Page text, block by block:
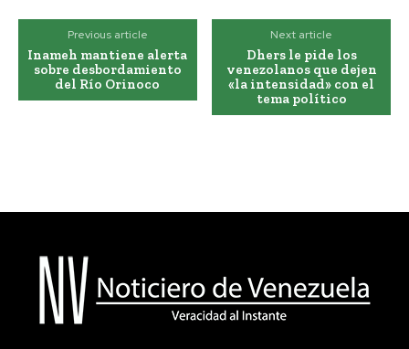
Previous article
Inameh mantiene alerta
sobre desbordamiento
del Río Orinoco
Next article
Dhers le pide los
venezolanos que dejen
«la intensidad» con el
tema político